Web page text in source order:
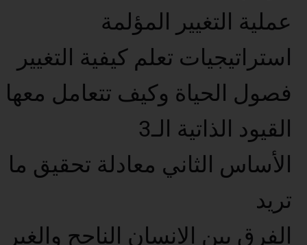
عملية التغيير المؤلمة
استراتيجيات تعلم كيفية التغيير
فصول الحياة وكيف تتعامل معها
القيود الذاتية الـ3
الأساس الثاني معادلة تحقيق ما
تريد
الفرق بين الانسان الناجح والغير